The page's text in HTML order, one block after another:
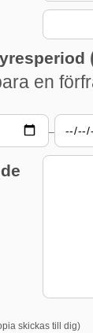
en
–
skickas till dig)